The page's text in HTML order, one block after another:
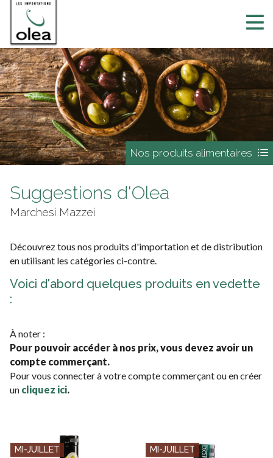
Nos produits alimentaires
Suggestions d'Olea
Marchesi Mazzei
Découvrez tous nos produits d'importation et de distribution
en utilisant les catégories ci-contre.
Voici d'abord quelques produits en vedette
:
À noter :
Pour pouvoir accéder à nos prix, vous devez avoir un
compte commerçant.
Pour vous connecter à votre compte commerçant ou en créer
un cliquez ici.
MI-JUILLET MI-JUILLET